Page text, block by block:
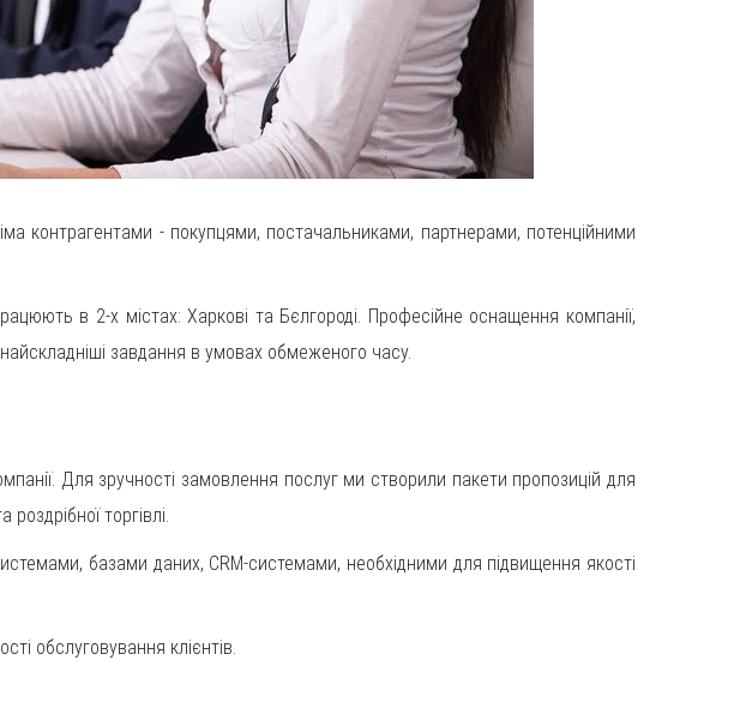
контрагентами - покупцями, постачальниками, партнерами, потенційними
в 2-х містах: Харкові та Бєлгороді. Професійне оснащення компанії,
завдання в умовах обмеженого часу.
Для зручності замовлення послуг ми створили пакети пропозицій для
торгівлі.
базами даних, CRM-системами, необхідними для підвищення якості
обслуговування клієнтів.